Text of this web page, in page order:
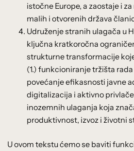
istočne Europe, a zaostaje i
malih i otvorenih država
Udruženje stranih ulagača u
ključna kratkoročna
strukturne transformacije
(1.) funkcioniranje tržišta
povećanje efikasnosti javne
digitalizacija i aktivno
inozemnih ulaganja koja
produktivnost, izvoz i životni
U ovom tekstu ćemo se baviti